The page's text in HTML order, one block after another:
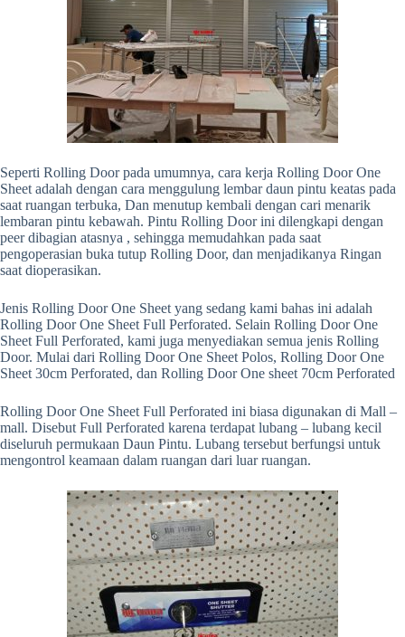
Seperti Rolling Door pada umumnya, cara kerja Rolling Door One
Sheet adalah dengan cara menggulung lembar daun pintu keatas pada
saat ruangan terbuka, Dan menutup kembali dengan cari menarik
lembaran pintu kebawah. Pintu Rolling Door ini dilengkapi dengan
peer dibagian atasnya , sehingga memudahkan pada saat
pengoperasian buka tutup Rolling Door, dan menjadikanya Ringan
saat dioperasikan.
Jenis Rolling Door One Sheet yang sedang kami bahas ini adalah
Rolling Door One Sheet Full Perforated. Selain Rolling Door One
Sheet Full Perforated, kami juga menyediakan semua jenis Rolling
Door. Mulai dari Rolling Door One Sheet Polos, Rolling Door One
Sheet 30cm Perforated, dan Rolling Door One sheet 70cm Perforated
Rolling Door One Sheet Full Perforated ini biasa digunakan di Mall –
mall. Disebut Full Perforated karena terdapat lubang – lubang kecil
diseluruh permukaan Daun Pintu. Lubang tersebut berfungsi untuk
mengontrol keamaan dalam ruangan dari luar ruangan.